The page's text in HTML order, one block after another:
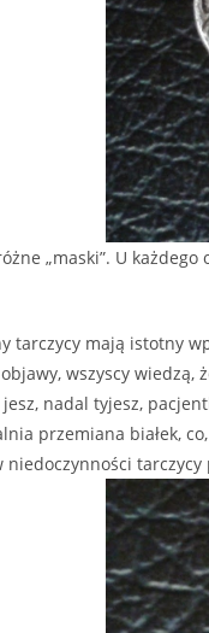
„maski”. U
tarczycy mają istotny
wszyscy wiedzą,
nadal tyjesz,
przemiana białek,
tarczycy